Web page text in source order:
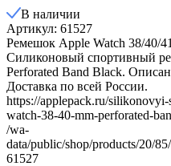
В наличии
Артикул: 61527
Ремешок Apple Watch 38/40/
Силиконовый спортивный
Perforated Band Black.
Доставка по всей России.
https://applepack.ru/
watch-38-40-mm-perforated-
/wa-
data/public/shop/products/20/
61527